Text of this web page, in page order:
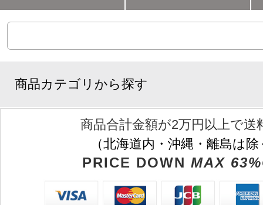
商品カテゴリから探す
商品合計金額が2万円以上で送
（北海道内・沖縄・離島は
PRICE DOWN MAX